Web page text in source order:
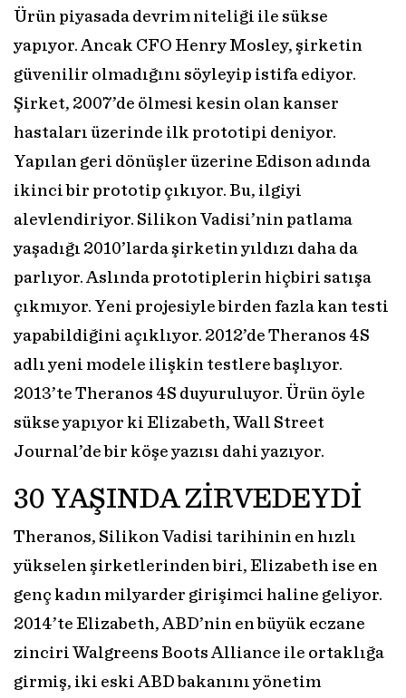
Ürün piyasada devrim niteliği ile sükse
yapıyor. Ancak CFO Henry Mosley, şirketin
güvenilir olmadığını söyleyip istifa ediyor.
Şirket, 2007’de ölmesi kesin olan kanser
hastaları üzerinde ilk prototipi deniyor.
Yapılan geri dönüşler üzerine Edison adında
ikinci bir prototip çıkıyor. Bu, ilgiyi
alevlendiriyor. Silikon Vadisi’nin patlama
yaşadığı 2010’larda şirketin yıldızı daha da
parlıyor. Aslında prototiplerin hiçbiri satışa
çıkmıyor. Yeni projesiyle birden fazla kan testi
yapabildiğini açıklıyor. 2012’de Theranos 4S
adlı yeni modele ilişkin testlere başlıyor.
2013’te Theranos 4S duyuruluyor. Ürün öyle
sükse yapıyor ki Elizabeth, Wall Street
Journal’de bir köşe yazısı dahi yazıyor.
30 YAŞINDA ZİRVEDEYDİ
Theranos, Silikon Vadisi tarihinin en hızlı
yükselen şirketlerinden biri, Elizabeth ise en
genç kadın milyarder girişimci haline geliyor.
2014’te Elizabeth, ABD’nin en büyük eczane
zinciri Walgreens Boots Alliance ile ortaklığa
girmiş, iki eski ABD bakanını yönetim